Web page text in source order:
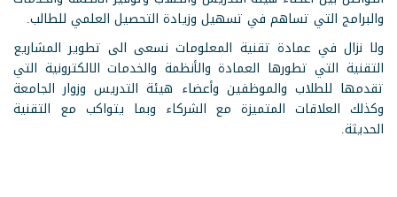
والبرامج التي تساهم في تسهيل وزيادة التحصيل العلمي للطالب.
ولا نزال في عمادة تقنية المعلومات نسعى الى تطوير المشاريع
التقنية التي تطورها العمادة والأنظمة والخدمات الالكترونية التي
تقدمها للطلاب والموظفين وأعضاء هيئة التدريس وزوار الجامعة
وكذلك العلاقات المتميزة مع الشركاء وبما يتواكب مع التقنية
الحديثة.